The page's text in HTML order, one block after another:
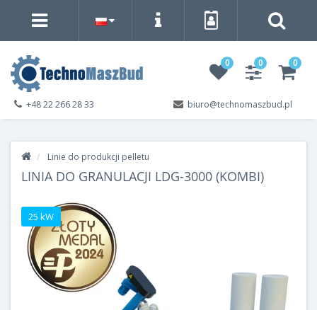
0 0 0
biuro@technomaszbud.pl
+48 22 266 28 33
Linie do produkcji pelletu
LINIA DO GRANULACJI LDG-3000 (KOMBI)
25 kW